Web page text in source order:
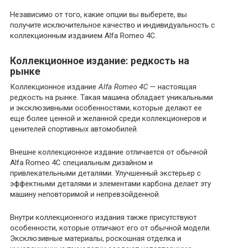
Независимо от того, какие опции вы выберете, вы
получите исключительное качество и индивидуальность с
коллекционным изданием Alfa Romeo 4C.
Коллекционное издание: редкость на
рынке
Коллекционное изданиеAlfa Romeo 4C— настоящая
редкость на рынке. Такая машина обладает уникальными
и эксклюзивными особенностями, которые делают ее
еще более ценной и желанной среди коллекционеров и
ценителей спортивных автомобилей.
Внешне коллекционное издание отличается от обычной
Alfa Romeo 4C специальным дизайном и
привлекательными деталями. Улучшенный экстерьер с
эффектными деталями и элементами карбона делает эту
машину неповторимой и непревзойденной.
Внутри коллекционного издания также присутствуют
особенности, которые отличают его от обычной модели.
Эксклюзивные материалы, роскошная отделка и